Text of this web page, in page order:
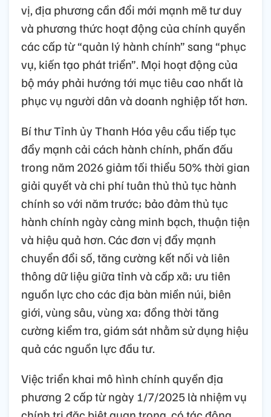
vị, địa phương cần đổi mới mạnh mẽ tư duy
và phương thức hoạt động của chính quyền
các cấp từ “quản lý hành chính” sang “phục
vụ, kiến tạo phát triển”. Mọi hoạt động của
bộ máy phải hướng tới mục tiêu cao nhất là
phục vụ người dân và doanh nghiệp tốt hơn.
Bí thư Tỉnh ủy Thanh Hóa yêu cầu tiếp tục
đẩy mạnh cải cách hành chính, phấn đấu
trong năm 2026 giảm tối thiểu 50% thời gian
giải quyết và chi phí tuân thủ thủ tục hành
chính so với năm trước; bảo đảm thủ tục
hành chính ngày càng minh bạch, thuận tiện
và hiệu quả hơn. Các đơn vị đẩy mạnh
chuyển đổi số, tăng cường kết nối và liên
thông dữ liệu giữa tỉnh và cấp xã; ưu tiên
nguồn lực cho các địa bàn miền núi, biên
giới, vùng sâu, vùng xa; đồng thời tăng
cường kiểm tra, giám sát nhằm sử dụng hiệu
quả các nguồn lực đầu tư.
Việc triển khai mô hình chính quyền địa
phương 2 cấp từ ngày 1/7/2025 là nhiệm vụ